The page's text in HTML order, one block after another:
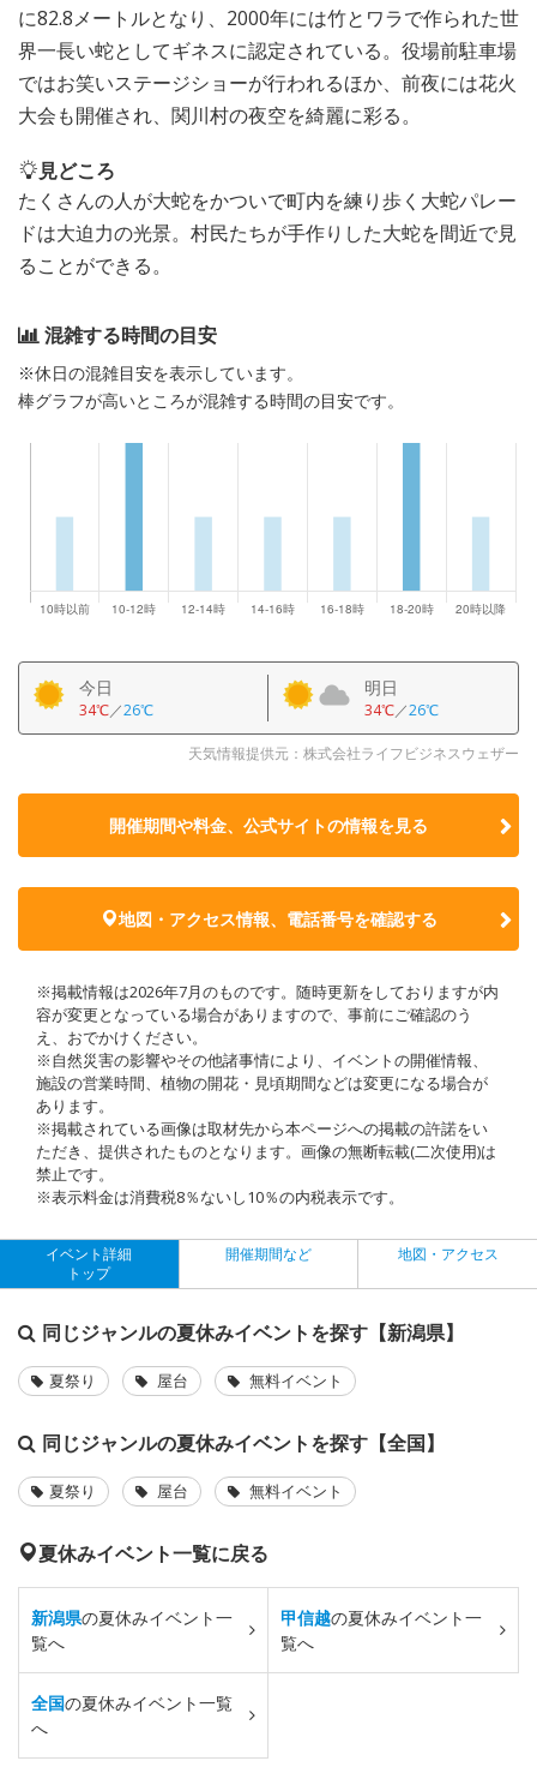
に82.8メートルとなり、2000年には竹とワラで作られた世
界一長い蛇としてギネスに認定されている。役場前駐車場
ではお笑いステージショーが行われるほか、前夜には花火
大会も開催され、関川村の夜空を綺麗に彩る。
見どころ
たくさんの人が大蛇をかついで町内を練り歩く大蛇パレー
ドは大迫力の光景。村民たちが手作りした大蛇を間近で見
ることができる。
混雑する時間の目安
※休日の混雑目安を表示しています。
棒グラフが高いところが混雑する時間の目安です。
今日
34℃／26℃
明日
34℃／26℃
天気情報提供元：株式会社ライフビジネスウェザー
開催期間や料金、公式サイトの情報を見る
地図・アクセス情報、電話番号を確認する
※掲載情報は2026年7月のものです。随時更新をしておりますが内
容が変更となっている場合がありますので、事前にご確認のう
え、おでかけください。
※自然災害の影響やその他諸事情により、イベントの開催情報、
施設の営業時間、植物の開花・見頃期間などは変更になる場合が
あります。
※掲載されている画像は取材先から本ページへの掲載の許諾をい
ただき、提供されたものとなります。画像の無断転載(二次使用)は
禁止です。
※表示料金は消費税8％ないし10％の内税表示です。
イベント詳細
トップ
開催期間など 地図・アクセス
同じジャンルの夏休みイベントを探す【新潟県】
夏祭り 屋台 無料イベント
同じジャンルの夏休みイベントを探す【全国】
夏祭り 屋台 無料イベント
夏休みイベント一覧に戻る
新潟県の夏休みイベント一
覧へ
甲信越の夏休みイベント一
覧へ
全国の夏休みイベント一覧
へ